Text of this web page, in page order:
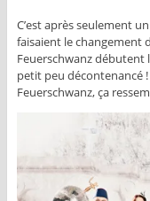
C’est après seulement
faisaient le changement
Feuerschwanz débutent
petit peu décontenancé
Feuerschwanz, ça